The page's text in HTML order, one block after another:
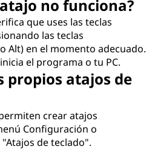
no funciona?
que uses las teclas
las teclas
Alt) en el momento adecuado.
el programa o tu PC.
propios atajos de
crear atajos
Configuración o
de teclado".